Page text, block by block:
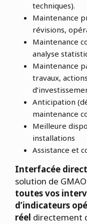
techniques).
Maintenance
révisions,
Maintenance
analyse
Maintenance
travaux,
Anticipation
maintenance
Meilleure
installations
Assistance et
Interfacée
solution de
toutes vos
d’indicateurs
réel directement